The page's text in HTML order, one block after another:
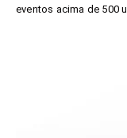
eventos acima de 500